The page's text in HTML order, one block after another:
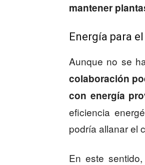
mantener
Energía para
Aunque no se
colaboración
con energía
eficiencia
podría allanar el
En este